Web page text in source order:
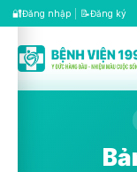
🔐Đăng nhập 📝Đăng ký